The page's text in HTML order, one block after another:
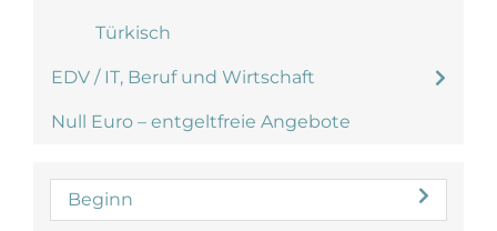
Türkisch
EDV / IT, Beruf und Wirtschaft
Null Euro – entgeltfreie Angebote
Beginn